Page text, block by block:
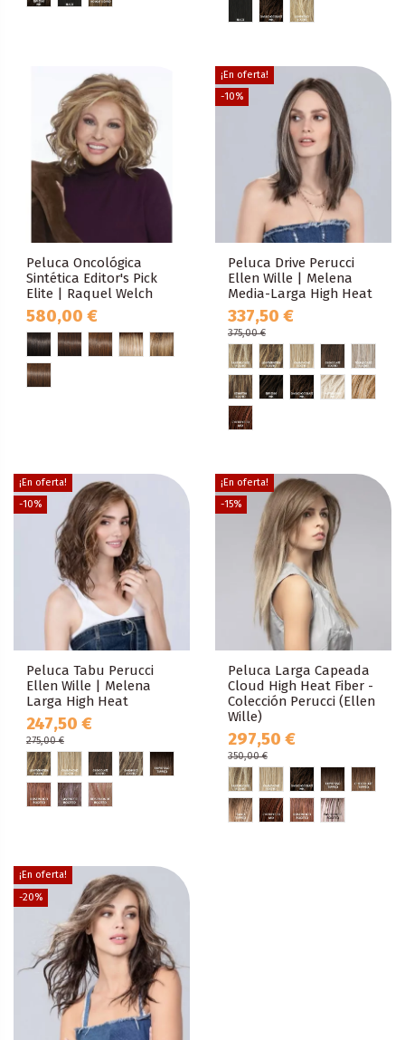
Peluca Oncológica
Sintética Editor's Pick
Elite | Raquel Welch
580,00 €
¡En oferta!
-10%
Peluca Drive Perucci
Ellen Wille | Melena
Media-Larga High Heat
337,50 €
375,00 €
¡En oferta!
-10%
Peluca Tabu Perucci
Ellen Wille | Melena
Larga High Heat
247,50 €
275,00 €
¡En oferta!
-15%
Peluca Larga Capeada
Cloud High Heat Fiber -
Colección Perucci (Ellen
Wille)
297,50 €
350,00 €
¡En oferta!
-20%